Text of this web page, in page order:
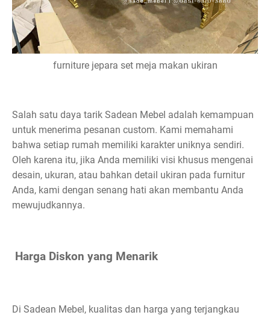
furniture jepara set meja makan ukiran
Salah satu daya tarik Sadean Mebel adalah kemampuan
untuk menerima pesanan custom. Kami memahami
bahwa setiap rumah memiliki karakter uniknya sendiri.
Oleh karena itu, jika Anda memiliki visi khusus mengenai
desain, ukuran, atau bahkan detail ukiran pada furnitur
Anda, kami dengan senang hati akan membantu Anda
mewujudkannya.
Harga Diskon yang Menarik
Di Sadean Mebel, kualitas dan harga yang terjangkau